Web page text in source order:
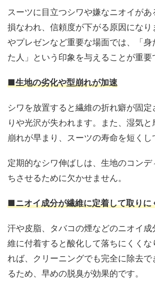
スーツに目立つシワや嫌なニオイが
損なわれ、信頼度が下がる原因になり
やプレゼンなど重要な場面では、「身
た人」という印象を与えることが重要
■生地の劣化や型崩れが加速
シワを放置すると繊維の折れ癖が固
りや光沢が失われます。また、湿気
崩れが早まり、スーツの寿命を短くし
定期的なシワ伸ばしは、生地のコン
ちさせるために欠かせません。
■ニオイ成分が繊維に定着して取りに
汗や皮脂、タバコの煙などのニオイ成
維に付着すると酸化して落ちにくくな
れば、クリーニングでも完全に除去で
るため、早めの脱臭が効果的です。